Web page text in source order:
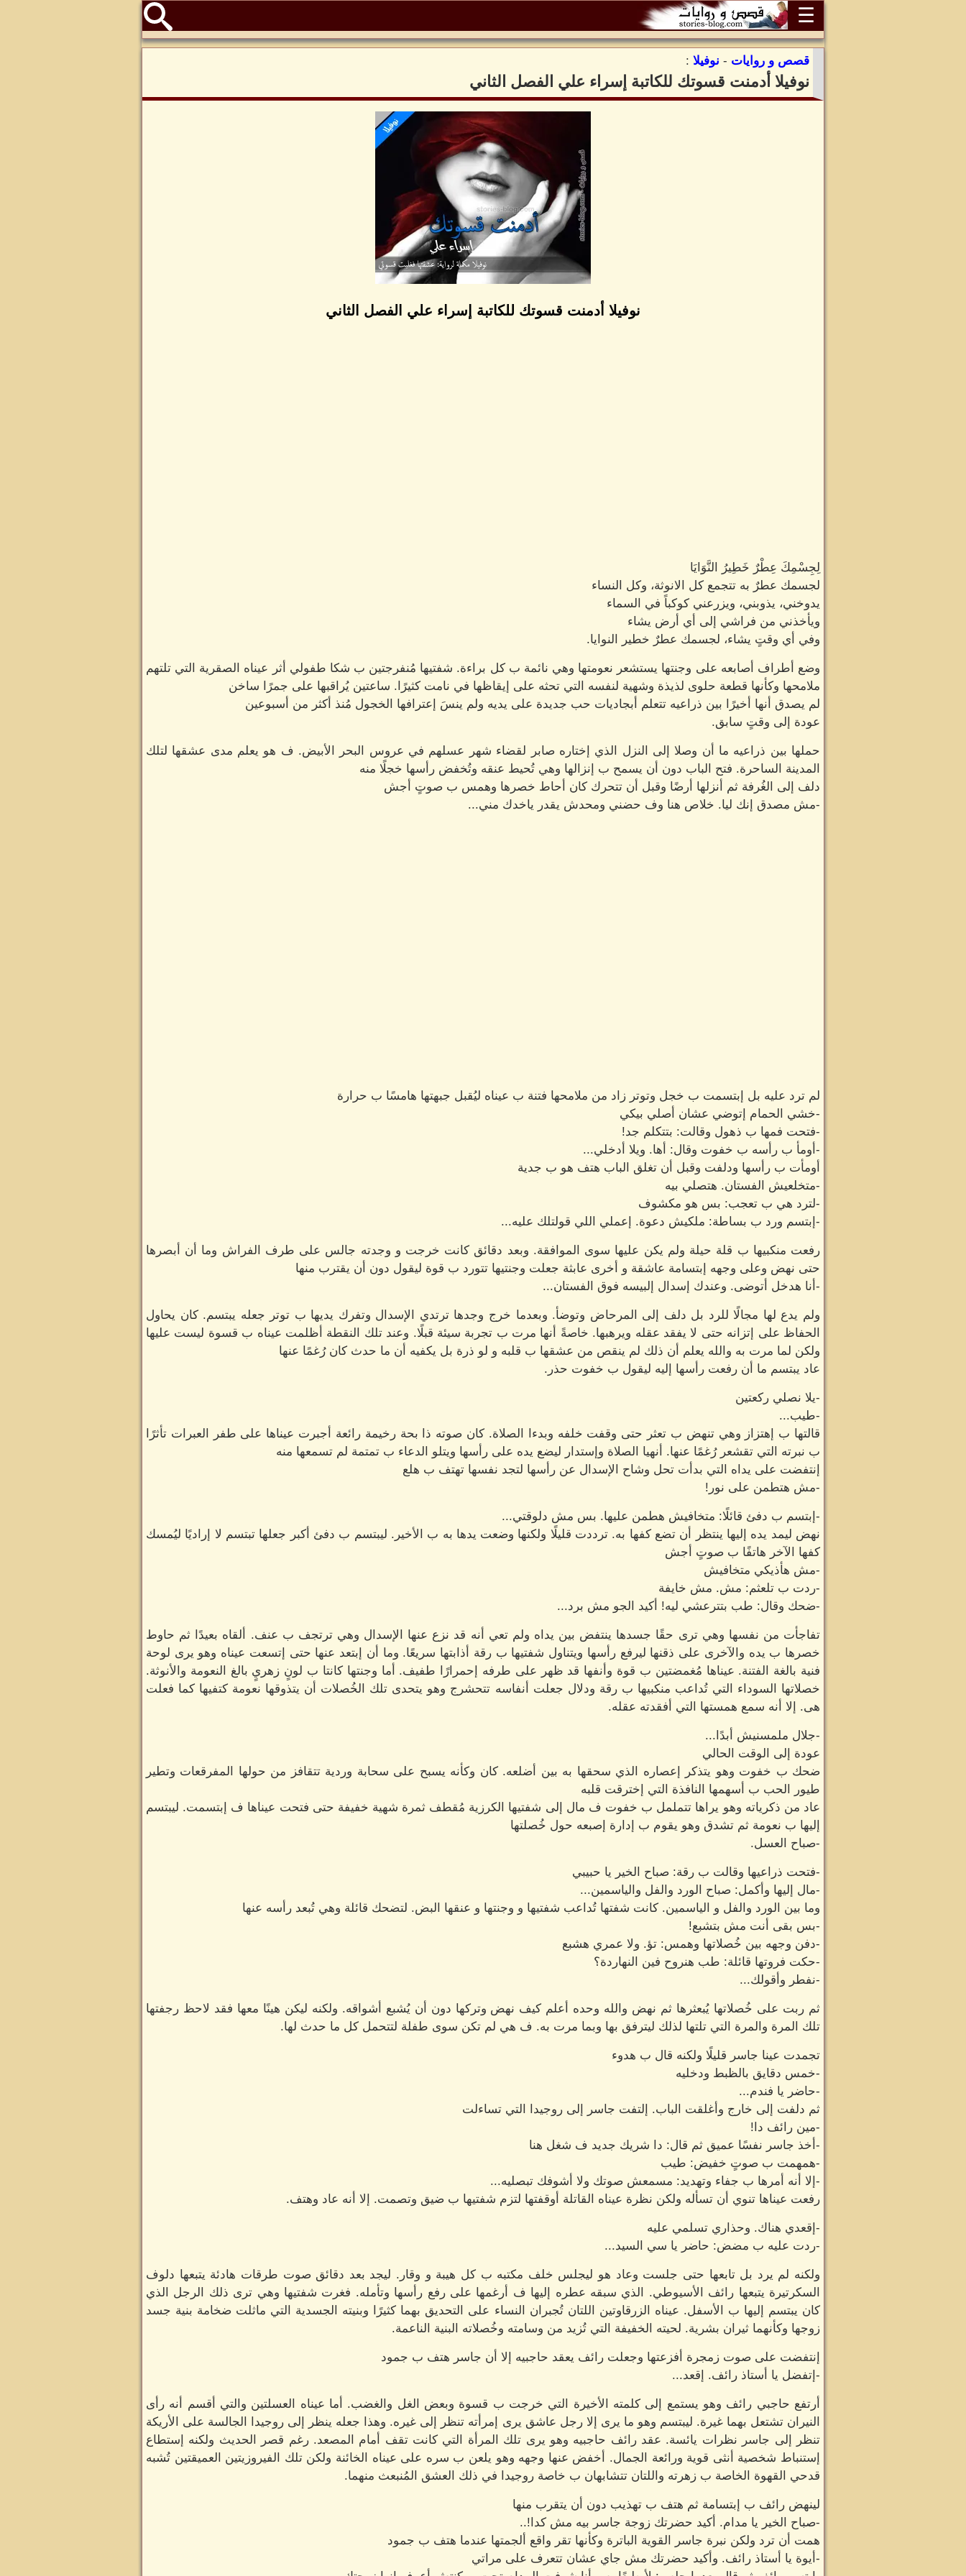
☰
قصص و روايات - نوفيلا :
نوفيلا أدمنت قسوتك للكاتبة إسراء علي الفصل الثاني
نوفيلا أدمنت قسوتك للكاتبة إسراء علي الفصل الثاني
لِجِسْمِكَ عِطْرٌ خَطِيرُ النَّوَايَا
لجسمك عطرٌ به تتجمع كل الانوثة، وكل النساء
يدوخني، يذوبني، ويزرعني كوكباً في السماء
ويأخذني من فراشي إلى أي أرض يشاء
وفي أي وقتٍ يشاء، لجسمك عطرٌ خطير النوايا.
وضع أطراف أصابعه على وجنتها يستشعر نعومتها وهي نائمة ب كل براءة. شفتيها مُنفرجتين ب شكا طفولي أثر عيناه الصقرية التي تلتهم
ملامحها وكأنها قطعة حلوى لذيذة وشهية لنفسه التي تحثه على إيقاظها في نامت كثيرًا. ساعتين يُراقبها على جمرًا ساخن
لم يصدق أنها أخيرًا بين ذراعيه تتعلم أبجاديات حب جديدة على يديه ولم ينسَ إعترافها الخجول مُنذ أكثر من أسبوعين
عودة إلى وقتٍ سابق.
حملها بين ذراعيه ما أن وصلا إلى النزل الذي إختاره صابر لقضاء شهر عسلهم في عروس البحر الأبيض. ف هو يعلم مدى عشقها لتلك
المدينة الساحرة. فتح الباب دون أن يسمح ب إنزالها وهي تُحيط عنقه وتُخفض رأسها خجلًا منه
دلف إلى الغُرفة ثم أنزلها أرضًا وقبل أن تتحرك كان أحاط خصرها وهمس ب صوتٍ أجش
-مش مصدق إنك ليا. خلاص هنا وف حضني ومحدش يقدر ياخدك مني...
لم ترد عليه بل إبتسمت ب خجل وتوتر زاد من ملامحها فتنة ب عيناه ليُقبل جبهتها هامسًا ب حرارة
-خشي الحمام إتوضي عشان أصلي بيكي
-فتحت فمها ب ذهول وقالت: بتتكلم جد!
-أومأ ب رأسه ب خفوت وقال: أها. ويلا أدخلي...
أومأت ب رأسها ودلفت وقبل أن تغلق الباب هتف هو ب جدية
-متخلعيش الفستان. هتصلي بيه
-لترد هي ب تعجب: بس هو مكشوف
-إبتسم ورد ب بساطة: ملكيش دعوة. إعملي اللي قولتلك عليه...
رفعت منكبيها ب قلة حيلة ولم يكن عليها سوى الموافقة. وبعد دقائق كانت خرجت و وجدته جالس على طرف الفراش وما أن أبصرها
حتى نهض وعلى وجهه إبتسامة عاشقة و أخرى عابثة جعلت وجنتيها تتورد ب قوة ليقول دون أن يقترب منها
-أنا هدخل أتوضى. وعندك إسدال إلبيسه فوق الفستان...
ولم يدع لها مجالًا للرد بل دلف إلى المرحاض وتوضأ. وبعدما خرج وجدها ترتدي الإسدال وتفرك يديها ب توتر جعله يبتسم. كان يحاول
الحفاظ على إتزانه حتى لا يفقد عقله ويرهبها. خاصةً أنها مرت ب تجربة سيئة قبلًا. وعند تلك النقطة أظلمت عيناه ب قسوة ليست عليها
ولكن لما مرت به والله يعلم أن ذلك لم ينقص من عشقها ب قلبه و لو ذرة بل يكفيه أن ما حدث كان رُغمًا عنها
عاد يبتسم ما أن رفعت رأسها إليه ليقول ب خفوت حذر.
-يلا نصلي ركعتين
-طيب...
قالتها ب إهتزاز وهي تنهض ب تعثر حتى وقفت خلفه وبدءا الصلاة. كان صوته ذا بحة رخيمة رائعة أجبرت عيناها على طفر العبرات تأثرًا
ب نبرته التي تقشعر رُغمًا عنها. أنهيا الصلاة وإستدار ليضع يده على رأسها ويتلو الدعاء ب تمتمة لم تسمعها منه
إنتفضت على يداه التي بدأت تحل وشاح الإسدال عن رأسها لتجد نفسها تهتف ب هلع
-مش هتطمن على نور!
-إبتسم ب دفئ قائلًا: متخافيش هطمن عليها. بس مش دلوقتي...
نهض ليمد يده إليها ينتظر أن تضع كفها به. ترددت قليلًا ولكنها وضعت يدها به ب الأخير. ليبتسم ب دفئ أكبر جعلها تبتسم لا إراديًا ليُمسك
كفها الآخر هاتفًا ب صوتٍ أجش
-مش هأذيكي متخافيش
-ردت ب تلعثم: مش. مش خايفة
-ضحك وقال: طب بتترعشي ليه! أكيد الجو مش برد...
تفاجأت من نفسها وهي ترى حقًا جسدها ينتفض بين يداه ولم تعي أنه قد نزع عنها الإسدال وهي ترتجف ب عنف. ألقاه بعيدًا ثم حاوط
خصرها ب يده والآخرى على ذقنها ليرفع رأسها ويتناول شفتيها ب رقة أذابتها سريعًا. وما أن إبتعد عنها حتى إتسعت عيناه وهو يرى لوحة
فنية بالغة الفتنة. عيناها مُغمضتين ب قوة وأنفها قد ظهر على طرفه إحمرارًا طفيف. أما وجنتها كانتا ب لونٍ زهريٍ بالغ النعومة والأنوثة.
خصلاتها السوداء التي تُداعب منكبيها ب رقة ودلال جعلت أنفاسه تتحشرج وهو يتحدى تلك الخُصلات أن يتذوقها نعومة كتفيها كما فعلت
هى. إلا أنه سمع همستها التي أفقدته عقله.
-جلال ملمسنيش أبدًا...
عودة إلى الوقت الحالي
ضحك ب خفوت وهو يتذكر إعصاره الذي سحقها به بين أضلعه. كان وكأنه يسبح على سحابة وردية تتقافز من حولها المفرقعات وتطير
طيور الحب ب أسهمها النافذة التي إخترقت قلبه
عاد من ذكرياته وهو يراها تتململ ب خفوت ف مال إلى شفتيها الكرزية مُقطف ثمرة شهية خفيفة حتى فتحت عيناها ف إبتسمت. ليبتسم
إليها ب نعومة ثم تشدق وهو يقوم ب إدارة إصبعه حول خُصلتها
-صباح العسل.
-فتحت ذراعيها وقالت ب رقة: صباح الخير يا حبيبي
-مال إليها وأكمل: صباح الورد والفل والياسمين...
وما بين الورد والفل و الياسمين. كانت شفتها تُداعب شفتيها و وجنتها و عنقها البض. لتضحك قائلة وهي تُبعد رأسه عنها
-بس بقى أنت مش بتشبع!
-دفن وجهه بين خُصلاتها وهمس: تؤ. ولا عمري هشبع
-حكت فروتها قائلة: طب هنروح فين النهاردة؟
-نفطر وأقولك...
ثم ربت على خُصلاتها يُبعثرها ثم نهض والله وحده أعلم كيف نهض وتركها دون أن يُشبع أشواقه. ولكنه ليكن هينًا معها فقد لاحظ رجفتها
تلك المرة والمرة التي تلتها لذلك ليترفق بها وبما مرت به. ف هي لم تكن سوى طفلة لتتحمل كل ما حدث لها.
تجمدت عينا جاسر قليلًا ولكنه قال ب هدوء
-خمس دقايق بالظبط ودخليه
-حاضر يا فندم...
ثم دلفت إلى خارج وأغلقت الباب. إلتفت جاسر إلى روجيدا التي تساءلت
-مين رائف دا!
-أخذ جاسر نفسًا عميق ثم قال: دا شريك جديد ف شغل هنا
-همهمت ب صوتٍ خفيض: طيب
-إلا أنه أمرها ب جفاء وتهديد: مسمعش صوتك ولا أشوفك تبصليه...
رفعت عيناها تنوي أن تسأله ولكن نظرة عيناه القاتلة أوقفتها لتزم شفتيها ب ضيق وتصمت. إلا أنه عاد وهتف.
-إقعدي هناك. وحذاري تسلمي عليه
-ردت عليه ب مضض: حاضر يا سي السيد...
ولكنه لم يرد بل تابعها حتى جلست وعاد هو ليجلس خلف مكتبه ب كل هيبة و وقار. ليجد بعد دقائق صوت طرقات هادئة يتبعها دلوف
السكرتيرة يتبعها رائف الأسيوطي. الذي سبقه عطره إليها ف أرغمها على رفع رأسها وتأمله. فغرت شفتيها وهي ترى ذلك الرجل الذي
كان يبتسم إليها ب الأسفل. عيناه الزرقاوتين اللتان تُجبران النساء على التحديق بهما كثيرًا وبنيته الجسدية التي ماثلت ضخامة بنية جسد
زوجها وكأنهما ثيران بشرية. لحيته الخفيفة التي تُزيد من وسامته وخُصلاته البنية الناعمة.
إنتفضت على صوت زمجرة أفزعتها وجعلت رائف يعقد حاجبيه إلا أن جاسر هتف ب جمود
-إتفضل يا أستاذ رائف. إقعد...
أرتفع حاجبي رائف وهو يستمع إلى كلمته الأخيرة التي خرجت ب قسوة وبعض الغل والغضب. أما عيناه العسلتين والتي أقسم أنه رأى
النيران تشتعل بهما غيرة. ليبتسم وهو ما يرى إلا رجل عاشق يرى إمرأته تنظر إلى غيره. وهذا جعله ينظر إلى روجيدا الجالسة على الأريكة
تنظر إلى جاسر نظرات يائسة. عقد رائف حاجبيه وهو يرى تلك المرأة التي كانت تقف أمام المصعد. رغم قصر الحديث ولكنه إستطاع
إستنباط شخصية أنثى قوية ورائعة الجمال. أخفض عنها وجهه وهو يلعن ب سره على عيناه الخائنة ولكن تلك الفيروزيتين العميقتين تُشبه
قدحي القهوة الخاصة ب زهرته واللتان تتشابهان ب خاصة روجيدا في ذلك العشق المُنبعث منهما.
لينهض رائف ب إبتسامة ثم هتف ب تهذيب دون أن يتقرب منها
-صباح الخير يا مدام. أكيد حضرتك زوجة جاسر بيه مش كدا!..
همت أن ترد ولكن نبرة جاسر القوية الباترة وكأنها تقر واقع ألجمتها عندما هتف ب جمود
-أيوة يا أستاذ رائف. وأكيد حضرتك مش جاي عشان تتعرف على مراتي